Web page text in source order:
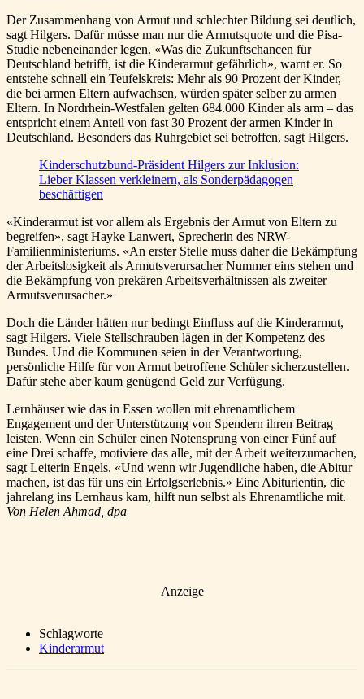
Der Zusammenhang von Armut und schlechter Bildung sei deutlich,
sagt Hilgers. Dafür müsse man nur die Armutsquote und die Pisa-
Studie nebeneinander legen. «Was die Zukunftschancen für
Deutschland betrifft, ist die Kinderarmut gefährlich», warnt er. So
entstehe schnell ein Teufelskreis: Mehr als 90 Prozent der Kinder,
die bei armen Eltern aufwachsen, würden später selber zu armen
Eltern. In Nordrhein-Westfalen gelten 684.000 Kinder als arm – das
entspricht einem Anteil von fast 30 Prozent der armen Kinder in
Deutschland. Besonders das Ruhrgebiet sei betroffen, sagt Hilgers.
Kinderschutzbund-Präsident Hilgers zur Inklusion:
Lieber Klassen verkleinern, als Sonderpädagogen
beschäftigen
«Kinderarmut ist vor allem als Ergebnis der Armut von Eltern zu
begreifen», sagt Hayke Lanwert, Sprecherin des NRW-
Familienministeriums. «An erster Stelle muss daher die Bekämpfung
der Arbeitslosigkeit als Armutsverursacher Nummer eins stehen und
die Bekämpfung von prekären Arbeitsverhältnissen als zweiter
Armutsverursacher.»
Doch die Länder hätten nur bedingt Einfluss auf die Kinderarmut,
sagt Hilgers. Viele Stellschrauben lägen in der Kompetenz des
Bundes. Und die Kommunen seien in der Verantwortung,
persönliche Hilfe für von Armut betroffene Schüler sicherzustellen.
Dafür stehe aber kaum genügend Geld zur Verfügung.
Lernhäuser wie das in Essen wollen mit ehrenamtlichem
Engagement und der Unterstützung von Spendern ihren Beitrag
leisten. Wenn ein Schüler einen Notensprung von einer Fünf auf
eine Drei schaffe, motiviere das alle, mit der Arbeit weiterzumachen,
sagt Leiterin Engels. «Und wenn wir Jugendliche haben, die Abitur
machen, ist das für uns ein Erfolgserlebnis.» Eine Abiturientin, die
jahrelang ins Lernhaus kam, hilft nun selbst als Ehrenamtliche mit.
Von Helen Ahmad, dpa
Anzeige
Schlagworte
Kinderarmut